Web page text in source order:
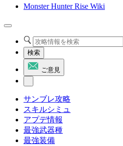
Monster Hunter Rise Wiki
検索
ご意見
サンブレ攻略
スキルシミュ
アプデ情報
最強武器種
最強装備